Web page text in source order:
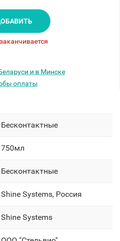
и в Минске
оплаты
Бесконтактные
750мл
Бесконтактные
Shine Systems, Россия
Shine Systems